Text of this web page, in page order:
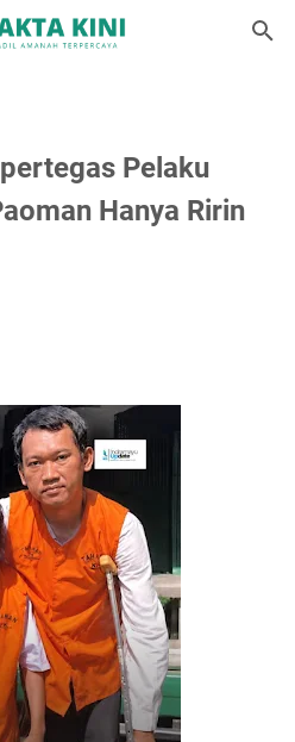
Pelaku
Hanya Ririn